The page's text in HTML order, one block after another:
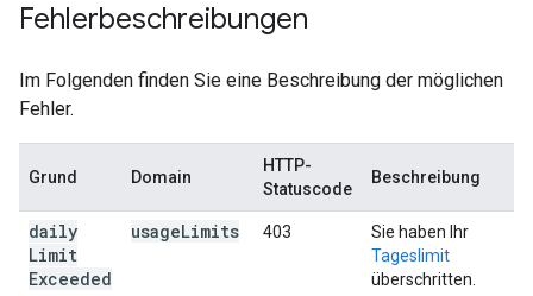
Fehlerbeschreibungen
Im Folgenden finden Sie eine Beschreibung der möglichen
Fehler.
Grund Domain
HTTP-
Statuscode
Beschreibung
daily
Limit
Exceeded
usageLimits 403
Sie haben Ihr
Tageslimit
überschritten.